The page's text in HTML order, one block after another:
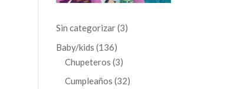
Sin categorizar 33
Baby/kids 136136
productos
Chupeteros 33
productos
Cumpleaños 3232